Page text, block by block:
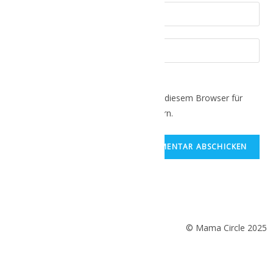
Name, E-Mail-Adresse und Website in diesem Browser für
meinen nächsten Kommentar speichern.
© Mama Circle 2025